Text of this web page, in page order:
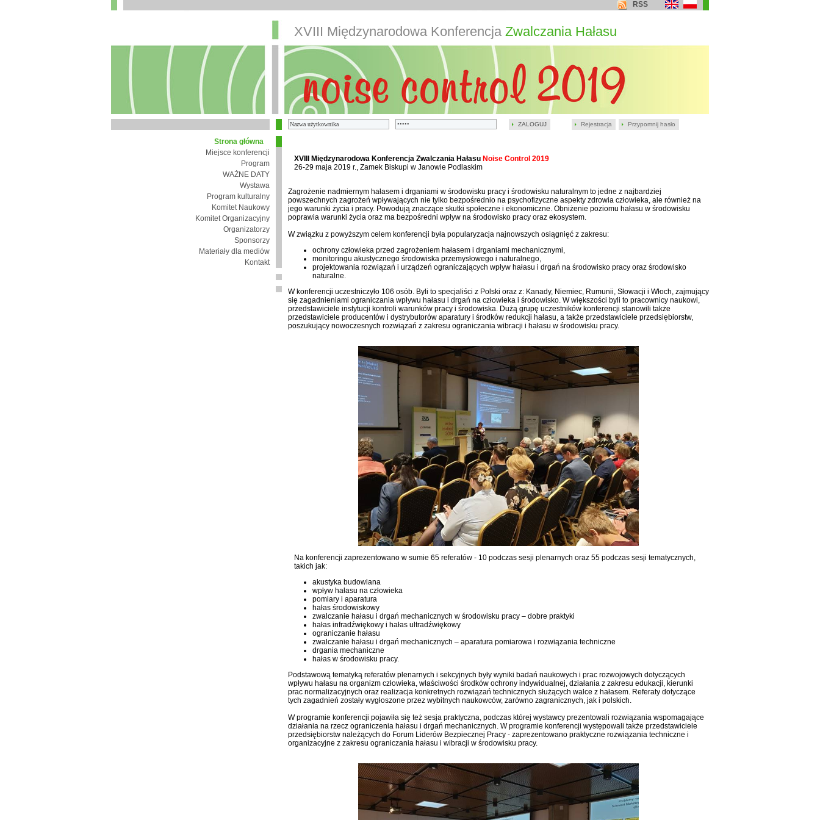
ZALOGUJ Rejestracja Przypomnij hasło
RSS
XVIII Międzynarodowa Konferencja Zwalczania Hałasu
Strona główna
Miejsce konferencji
Program
WAŻNE DATY
Wystawa
Program kulturalny
Komitet Naukowy
Komitet Organizacyjny
Organizatorzy
Sponsorzy
Materiały dla mediów
Kontakt
XVIII Międzynarodowa Konferencja Zwalczania Hałasu Noise Control 2019
26-29 maja 2019 r., Zamek Biskupi w Janowie Podlaskim
Zagrożenie nadmiernym hałasem i drganiami w środowisku pracy i środowisku naturalnym to jedne z najbardziej
powszechnych zagrożeń wpływających nie tylko bezpośrednio na psychofizyczne aspekty zdrowia człowieka, ale również na
jego warunki życia i pracy. Powodują znaczące skutki społeczne i ekonomiczne. Obniżenie poziomu hałasu w środowisku
poprawia warunki życia oraz ma bezpośredni wpływ na środowisko pracy oraz ekosystem.
W związku z powyższym celem konferencji była popularyzacja najnowszych osiągnięć z zakresu:
ochrony człowieka przed zagrożeniem hałasem i drganiami mechanicznymi,
monitoringu akustycznego środowiska przemysłowego i naturalnego,
projektowania rozwiązań i urządzeń ograniczających wpływ hałasu i drgań na środowisko pracy oraz środowisko
naturalne.
W konferencji uczestniczyło 106 osób. Byli to specjaliści z Polski oraz z: Kanady, Niemiec, Rumunii, Słowacji i Włoch, zajmujący
się zagadnieniami ograniczania wpływu hałasu i drgań na człowieka i środowisko. W większości byli to pracownicy naukowi,
przedstawiciele instytucji kontroli warunków pracy i środowiska. Dużą grupę uczestników konferencji stanowili także
przedstawiciele producentów i dystrybutorów aparatury i środków redukcji hałasu, a także przedstawiciele przedsiębiorstw,
poszukujący nowoczesnych rozwiązań z zakresu ograniczania wibracji i hałasu w środowisku pracy.
Na konferencji zaprezentowano w sumie 65 referatów - 10 podczas sesji plenarnych oraz 55 podczas sesji tematycznych,
takich jak:
akustyka budowlana
wpływ hałasu na człowieka
pomiary i aparatura
hałas środowiskowy
zwalczanie hałasu i drgań mechanicznych w środowisku pracy – dobre praktyki
hałas infradźwiękowy i hałas ultradźwiękowy
ograniczanie hałasu
zwalczanie hałasu i drgań mechanicznych – aparatura pomiarowa i rozwiązania techniczne
drgania mechaniczne
hałas w środowisku pracy.
Podstawową tematyką referatów plenarnych i sekcyjnych były wyniki badań naukowych i prac rozwojowych dotyczących
wpływu hałasu na organizm człowieka, właściwości środków ochrony indywidualnej, działania z zakresu edukacji, kierunki
prac normalizacyjnych oraz realizacja konkretnych rozwiązań technicznych służących walce z hałasem. Referaty dotyczące
tych zagadnień zostały wygłoszone przez wybitnych naukowców, zarówno zagranicznych, jak i polskich.
W programie konferencji pojawiła się też sesja praktyczna, podczas której wystawcy prezentowali rozwiązania wspomagające
działania na rzecz ograniczenia hałasu i drgań mechanicznych. W programie konferencji występowali także przedstawiciele
przedsiębiorstw należących do Forum Liderów Bezpiecznej Pracy - zaprezentowano praktyczne rozwiązania techniczne i
organizacyjne z zakresu ograniczania hałasu i wibracji w środowisku pracy.